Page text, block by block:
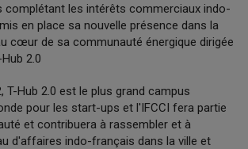
complétant les intérêts commerciaux indo-
en place sa nouvelle présence dans la
cœur de sa communauté énergique dirigée
2.0
T-Hub 2.0 est le plus grand campus
pour les start-ups et l'IFCCI fera partie
et contribuera à rassembler et à
d'affaires indo-français dans la ville et